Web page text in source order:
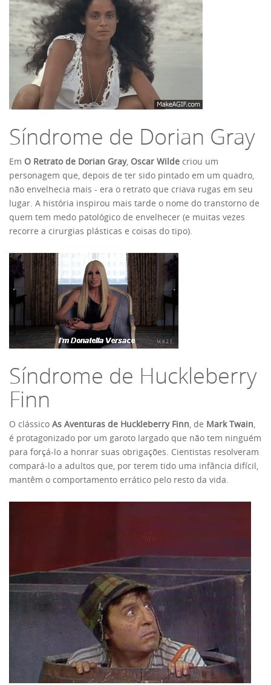
Síndrome de Dorian Gray
Em O Retrato de Dorian Gray, Oscar Wilde criou um
personagem que, depois de ter sido pintado em um quadro,
não envelhecia mais - era o retrato que criava rugas em seu
lugar. A história inspirou mais tarde o nome do transtorno de
quem tem medo patológico de envelhecer (e muitas vezes
recorre a cirurgias plásticas e coisas do tipo).
Síndrome de Huckleberry
Finn
O clássico As Aventuras de Huckleberry Finn, de Mark Twain,
é protagonizado por um garoto largado que não tem ninguém
para forçá-lo a honrar suas obrigações. Cientistas resolveram
compará-lo a adultos que, por terem tido uma infância difícil,
mantêm o comportamento errático pelo resto da vida.